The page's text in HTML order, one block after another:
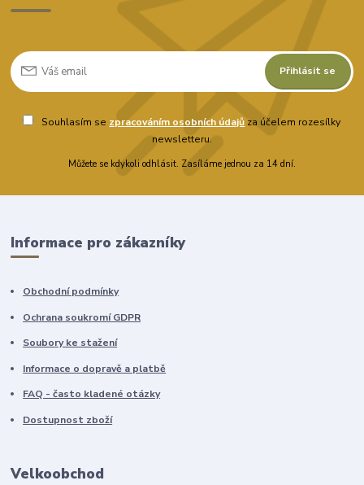
Přihlásit se
Souhlasím se zpracováním osobních údajů za účelem rozesílky
newsletteru.
Můžete se kdykoli odhlásit. Zasíláme jednou za 14 dní.
Informace pro zákazníky
Obchodní podmínky
Ochrana soukromí GDPR
Soubory ke stažení
Informace o dopravě a platbě
FAQ - často kladené otázky
Dostupnost zboží
Velkoobchod